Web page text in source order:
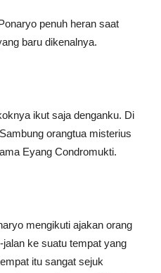
penuh heran saat
baru dikenalnya.
ikut saja denganku. Di
orangtua misterius
Eyang Condromukti.
mengikuti ajakan orang
ke suatu tempat yang
itu sangat sejuk